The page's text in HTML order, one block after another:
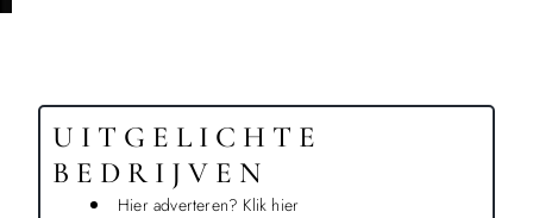
UITGELICHTE
BEDRIJVEN
Hier adverteren? Klik hier